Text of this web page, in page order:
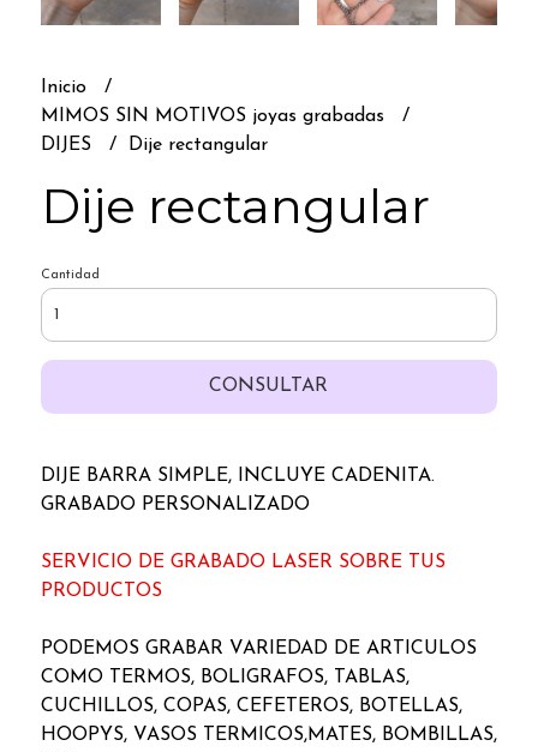
Inicio
MIMOS SIN MOTIVOS joyas grabadas
DIJES
Dije rectangular
Dije rectangular
Cantidad
CONSULTAR
DIJE BARRA SIMPLE, INCLUYE CADENITA.
GRABADO PERSONALIZADO
SERVICIO DE GRABADO LASER SOBRE TUS
PRODUCTOS
PODEMOS GRABAR VARIEDAD DE ARTICULOS
COMO TERMOS, BOLIGRAFOS, TABLAS,
CUCHILLOS, COPAS, CEFETEROS, BOTELLAS,
HOOPYS, VASOS TERMICOS,MATES, BOMBILLAS,